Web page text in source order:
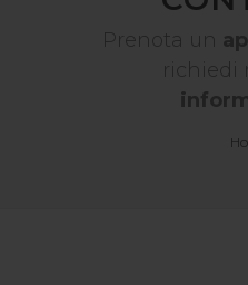
Prenota un
richiedi